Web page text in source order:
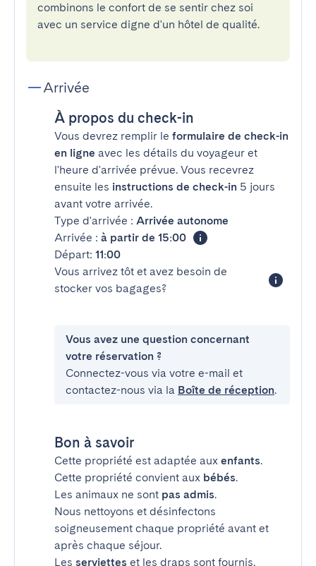
combinons le confort de se sentir chez soi
avec un service digne d'un hôtel de qualité.
Arrivée
À propos du check-in
Vous devrez remplir le formulaire de check-in
en ligne avec les détails du voyageur et
l'heure d'arrivée prévue. Vous recevrez
ensuite les instructions de check-in 5 jours
avant votre arrivée.
Type d'arrivée : Arrivée autonome
Arrivée : à partir de 15:00
Départ: 11:00
Vous arrivez tôt et avez besoin de
stocker vos bagages?
Vous avez une question concernant
votre réservation ?
Connectez-vous via votre e-mail et
contactez-nous via la Boîte de réception.
Bon à savoir
Cette propriété est adaptée aux enfants.
Cette propriété convient aux bébés.
Les animaux ne sont pas admis.
Nous nettoyons et désinfectons
soigneusement chaque propriété avant et
après chaque séjour.
Les serviettes et les draps sont fournis.